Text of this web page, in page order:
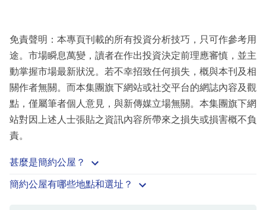
免責聲明：本專頁刊載的所有投資分析技巧，只可作參考用
途。市場瞬息萬變，讀者在作出投資決定前理應審慎，並主
動掌握市場最新狀況。若不幸招致任何損失，概與本刊及相
關作者無關。而本集團旗下網站或社交平台的網誌內容及觀
點，僅屬筆者個人意見，與新傳媒立場無關。本集團旗下網
站對因上述人士張貼之資訊內容所帶來之損失或損害概不負
責。
甚麼是簡約公屋？
簡約公屋有哪些地點和選址？